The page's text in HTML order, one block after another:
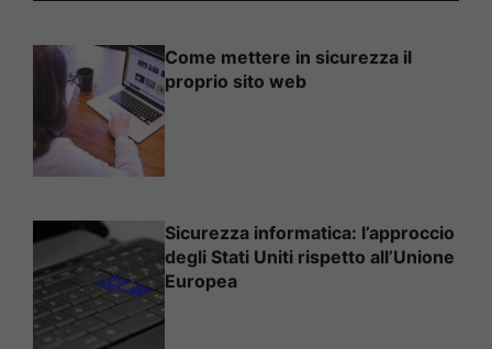
Come mettere in sicurezza il
proprio sito web
Sicurezza informatica: l’approccio
degli Stati Uniti rispetto all’Unione
Europea